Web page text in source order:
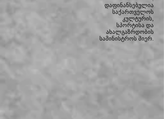
დაფინანსებულია
საქართველოს
კულტურის,
სპორტისა და
ახალგაზრდობის
სამინისტროს მიერ.